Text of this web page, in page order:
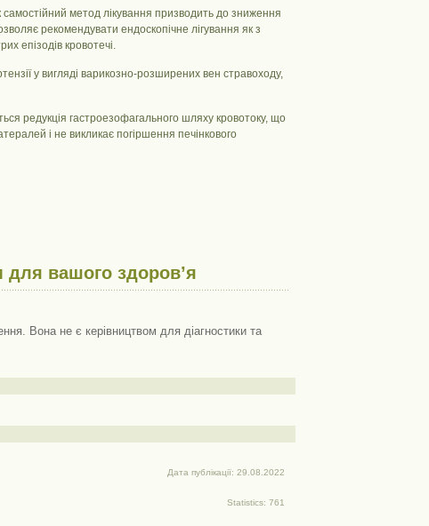
самостійний метод лікування призводить до зниження
рекомендувати ендоскопічне лігування як з
епізодів кровотечі.
у вигляді варикозно-розширених вен стравоходу,
редукція гастроезофагального шляху кровотоку, що
і не викликає погіршення печінкового
вашого здоров’я
Вона не є керівництвом для діагностики та
Дата публікації: 29.08.2022
Statistics: 761